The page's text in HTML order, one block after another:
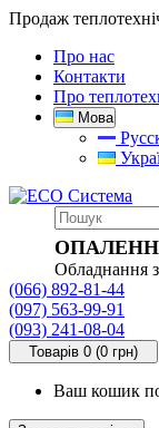
Продаж
Про нас
Контакти
Про
Мова
Обладнання
(066) 892-81-44
(097) 563-99-91
(093) 241-08-04
Товарів 0 (0 грн)
Ваш кошик